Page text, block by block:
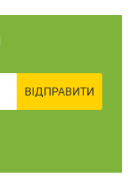
ВІДПРАВИТИ